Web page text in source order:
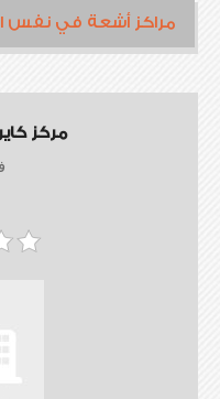
مراكز أشعة في نفس
مركز